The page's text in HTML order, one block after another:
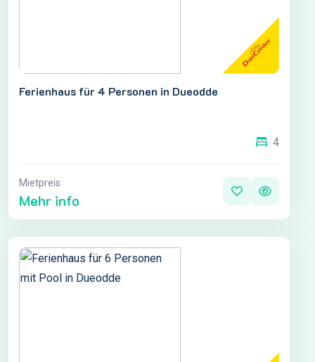
Ferienhaus für 4 Personen in Dueodde
4
Mietpreis
Mehr info